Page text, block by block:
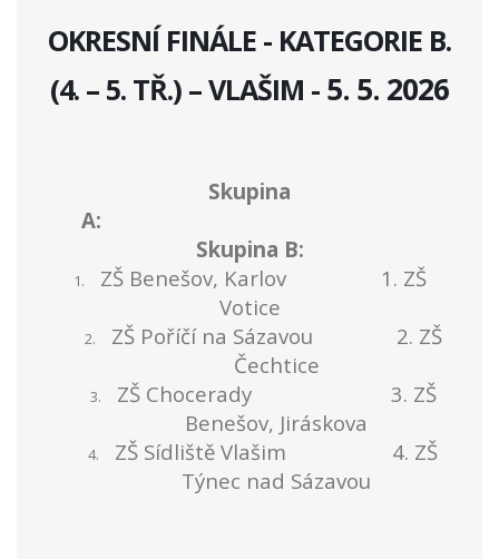
OKRESNÍ FINÁLE - KATEGORIE B.
(4. – 5. TŘ.) – VLAŠIM - 5. 5. 2026
Skupina
A:
Skupina B:
1.
ZŠ Benešov, Karlov 1. ZŠ
Votice
2.
ZŠ Poříčí na Sázavou 2. ZŠ
Čechtice
3.
ZŠ Chocerady 3. ZŠ
Benešov, Jiráskova
4.
ZŠ Sídliště Vlašim 4. ZŠ
Týnec nad Sázavou